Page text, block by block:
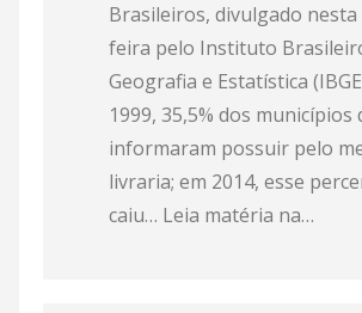
Brasileiros, divulgado
feira pelo Instituto
Geografia e Estatística
1999, 35,5% dos municípios
informaram possuir pelo
livraria; em 2014, esse
caiu… Leia matéria na…